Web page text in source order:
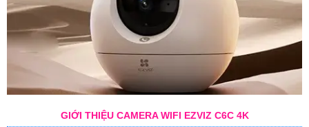
GIỚI THIỆU CAMERA WIFI EZVIZ C6C 4K